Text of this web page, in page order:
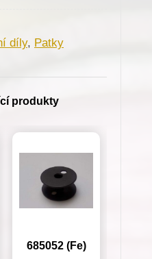
díly, Patky
produkty
685052 (Fe)